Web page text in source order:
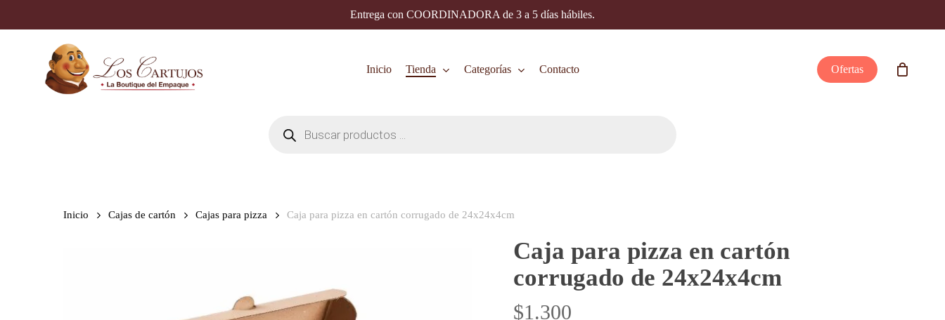
main
Entrega con COORDINADORA de 3 a 5 días hábiles.
Inicio Tienda Categorías Contacto Ofertas
productos
Inicio Cajas de cartón Cajas para pizza Caja para pizza en cartón corrugado de 24x24x4cm
Caja para pizza en cartón
corrugado de 24x24x4cm
$1.300